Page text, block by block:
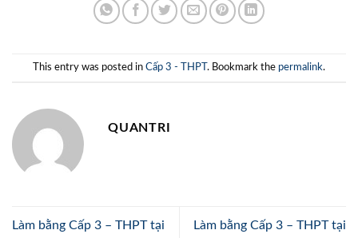
This entry was posted in Cấp 3 - THPT . Bookmark the permalink.
QUANTRI
Làm bằng Cấp 3 – THPT tại
Làm bằng Cấp 3 – THPT tại